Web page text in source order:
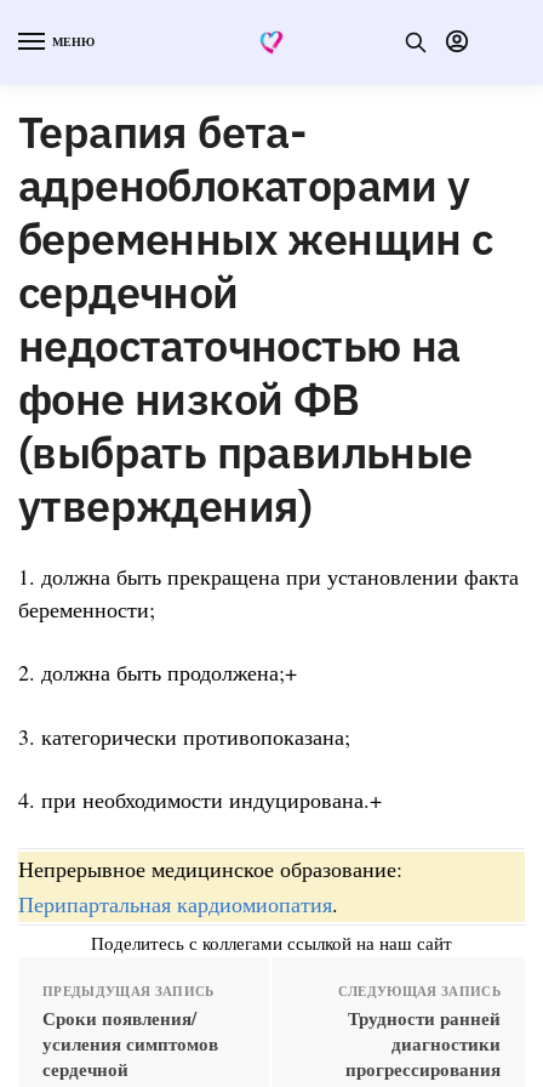
МЕНЮ
Терапия бета-
адреноблокаторами у
беременных женщин с
сердечной
недостаточностью на
фоне низкой ФВ
(выбрать правильные
утверждения)
1. должна быть прекращена при установлении факта
беременности;
2. должна быть продолжена;+
3. категорически противопоказана;
4. при необходимости индуцирована.+
Непрерывное медицинское образование:
Перипартальная кардиомиопатия.
Поделитесь с коллегами ссылкой на наш сайт
ПРЕДЫДУЩАЯ ЗАПИСЬ
Сроки появления/
усиления симптомов
сердечной
СЛЕДУЮЩАЯ ЗАПИСЬ
Трудности ранней
диагностики
прогрессирования